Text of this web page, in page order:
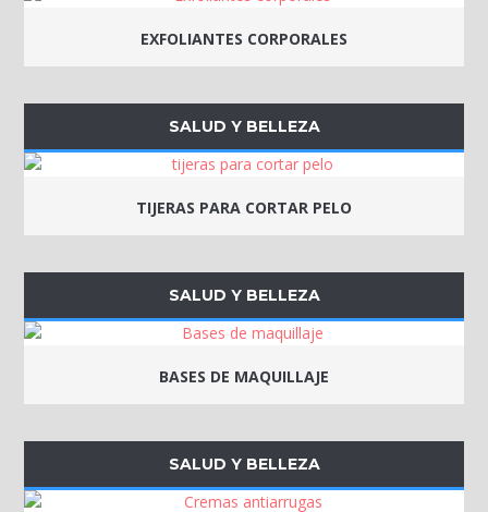
EXFOLIANTES CORPORALES
SALUD Y BELLEZA
TIJERAS PARA CORTAR PELO
SALUD Y BELLEZA
BASES DE MAQUILLAJE
SALUD Y BELLEZA